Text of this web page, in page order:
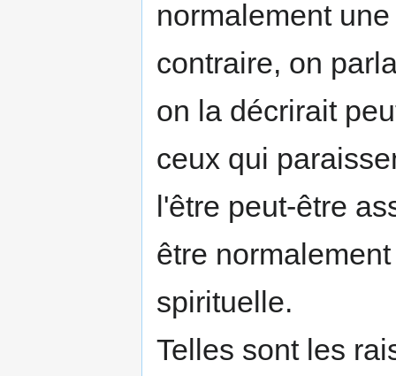
normalement
contraire, on
on la décrirait
ceux qui
l'être peut-être
être
spirituelle.
Telles sont les